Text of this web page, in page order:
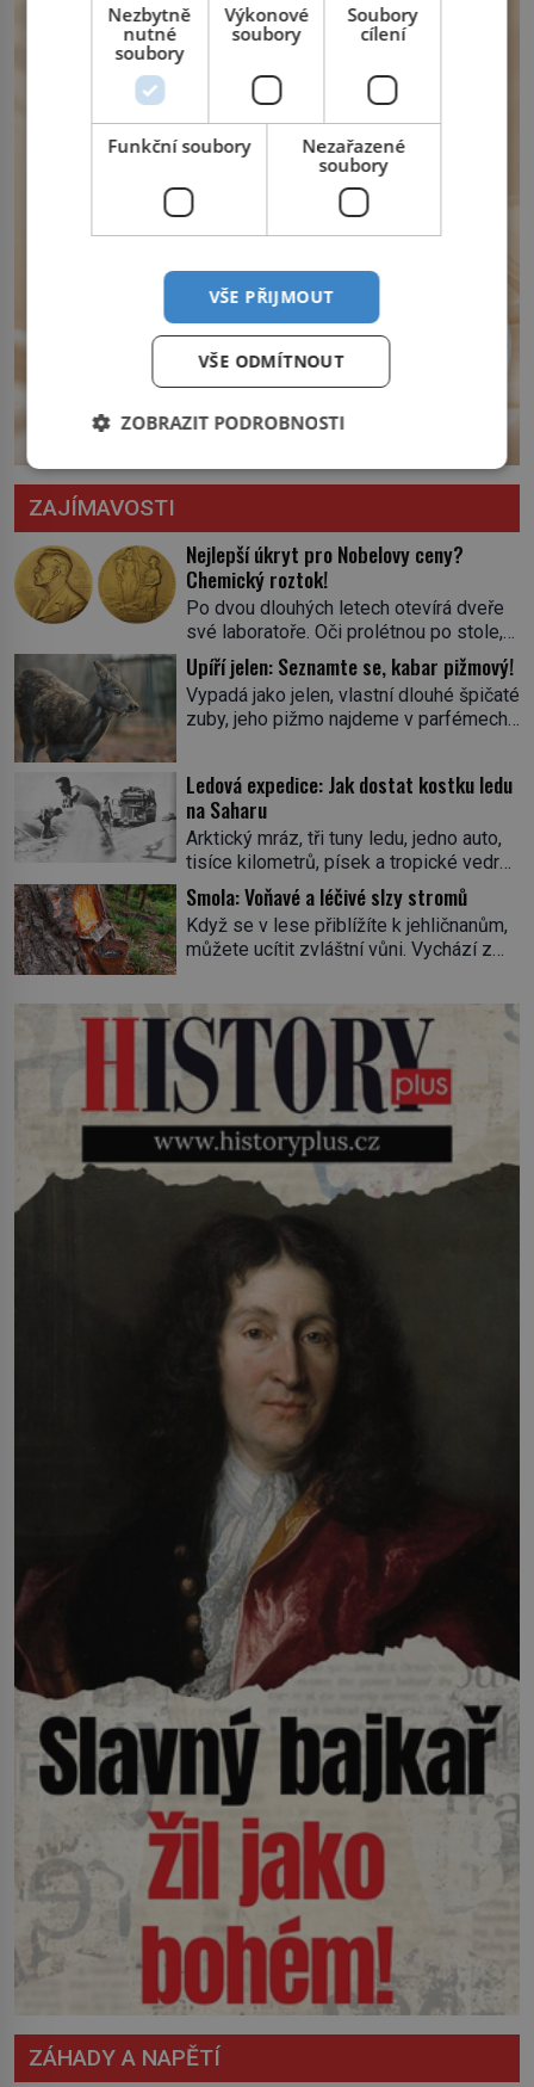
Český král Václav I. (1205–1253) přijme
opatření, která mají posílit obranu jeho
království. Zajistit hodlá především
severní hranici. Na […]
ZAJÍMAVOSTI
Nejlepší úkryt pro Nobelovy ceny?
Chemický roztok!
Po dvou dlouhých letech otevírá dveře
své laboratoře. Oči prolétnou po stole,
aby pak ulpěly na regálu, kde se nachází
všemožné látky. Hledá žluto-oranžovou
tekutinu, jakmile ji zahlédne, nesmírně
se mu uleví. Teď může svůj plán
skrývá směs s názvem lučavka
královská. Svůj přídomek nemá pro nic
za nic, […]
Upíří jelen: Seznamte se, kabar pižmový!
Vypadá jako jelen, vlastní dlouhé špičaté
zuby, jeho pižmo najdeme v parfémech
jediného zástupce zvířecí říše – kabara
pižmového. V Evropě ho jako první
popíše švédský botanik Carl Linné
(1707–1778), jenže v Asii o něm ví už
celá staletí. Zvíře připomíná jelena,
v kohoutku dosahuje […]
Ledová expedice: Jak dostat kostku ledu
na Saharu
Arktický mráz, tři tuny ledu, jedno auto,
tisíce kilometrů, písek a tropické vedro.
To je ve zkratce zdánlivě nesplnitelná
výzva, která se promění v úžasné
dobrodružství a důkaz, že nic není
nemožné. Vše začíná na podzim 1958
neobvyklou výzvou. Tomu, kdo dokáže
dopravit ze severního polárního kruhu
na […]
Smola: Voňavé a léčivé slzy stromů
Když se v lese přiblížíte k jehličnanům,
můžete ucítit zvláštní vůni. Vychází z
právě v ní je síla stromu. Smola také
patří k nejstarším surovinám, s nimiž
lidstvo pracovalo. Chrání strom před
infekcí, hmyzem a vysycháním. Dá se
říct, že je to přírodní […]
ZÁHADY A NAPĚTÍ
Nezbytně
nutné
soubory
Výkonové
soubory
Soubory
cílení
Funkční soubory
Nezařazené
soubory
VŠE PŘIJMOUT
VŠE ODMÍTNOUT
ZOBRAZIT PODROBNOSTI